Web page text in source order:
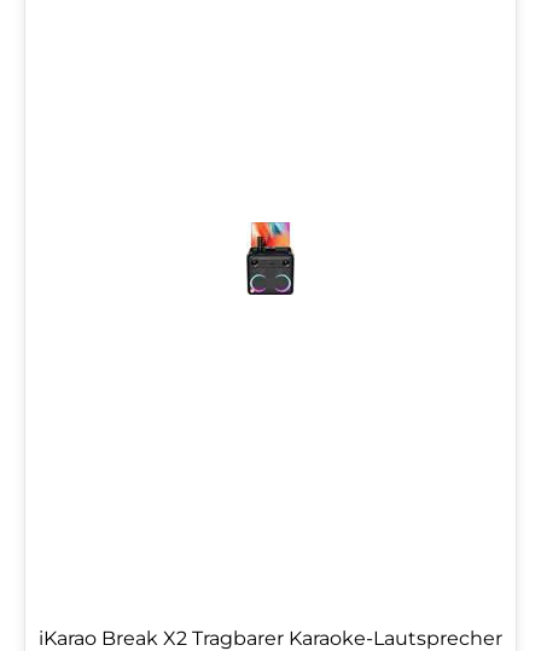
iKarao Break X2 Tragbarer Karaoke-Lautsprecher